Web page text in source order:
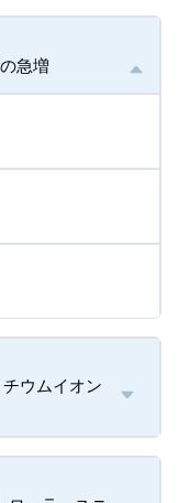
急増
ウムイオン